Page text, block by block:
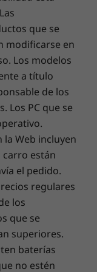
rendir al
5i de 9.ª
país.
tu PC. Disfruta de
tus defensas.
seguridad del PC
portátil
con una garantía
de la
está el verdadero
unaSealed Battery
Disfruta de tres
sin problemas al
o durante
original de un año
lo que es mejor,
en caso de sufrir
que se
modificarse en
Los modelos
a título
de los
Los PC que se
la Web incluyen
carro están
el pedido.
regulares
los
que se
superiores.
baterías
no estén